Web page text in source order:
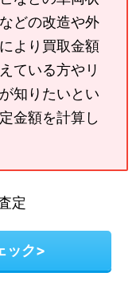
どの改造や外
より買取金額
ている方やリ
知りたいとい
金額を計算し
定
ック>